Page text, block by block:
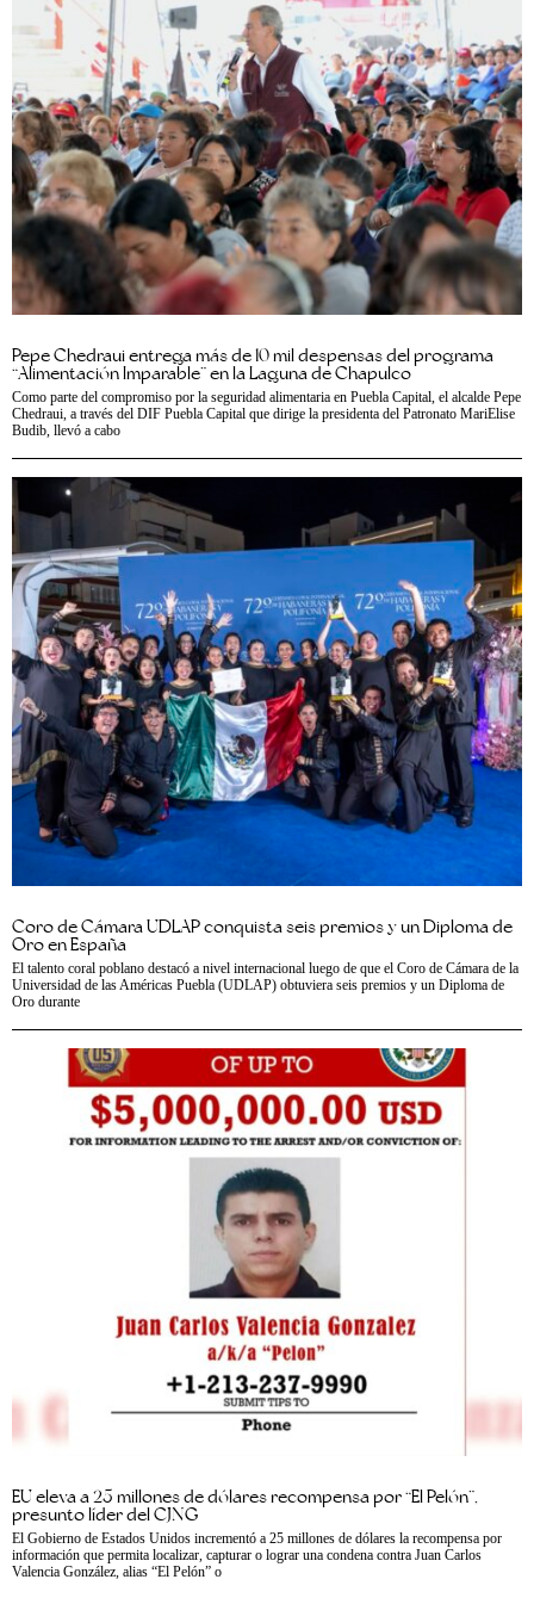
Pepe Chedraui entrega más de 10 mil despensas del programa
“Alimentación Imparable” en la Laguna de Chapulco
Como parte del compromiso por la seguridad alimentaria en Puebla Capital, el alcalde Pepe
Chedraui, a través del DIF Puebla Capital que dirige la presidenta del Patronato MariElise
Budib, llevó a cabo
Coro de Cámara UDLAP conquista seis premios y un Diploma de
Oro en España
El talento coral poblano destacó a nivel internacional luego de que el Coro de Cámara de la
Universidad de las Américas Puebla (UDLAP) obtuviera seis premios y un Diploma de
Oro durante
EU eleva a 25 millones de dólares recompensa por “El Pelón”,
presunto líder del CJNG
El Gobierno de Estados Unidos incrementó a 25 millones de dólares la recompensa por
información que permita localizar, capturar o lograr una condena contra Juan Carlos
Valencia González, alias “El Pelón” o